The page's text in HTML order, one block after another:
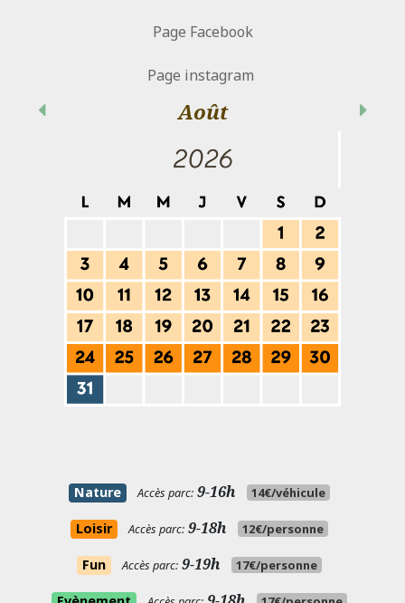
Page Facebook
Page instagram
Août
Précédent
Nature Accès parc: 9-16h 14€/véhicule
Loisir Accès parc: 9-18h 12€/personne
Fun Accès parc: 9-19h 17€/personne